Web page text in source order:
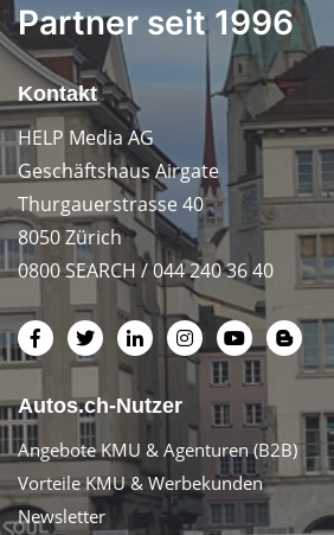
Partner seit 1996
Kontakt
HELP Media AG
Geschäftshaus Airgate
Thurgauerstrasse 40
8050 Zürich
0800 SEARCH / 044 240 36 40
Autos.ch-Nutzer
Angebote KMU & Agenturen (B2B)
Vorteile KMU & Werbekunden
Newsletter